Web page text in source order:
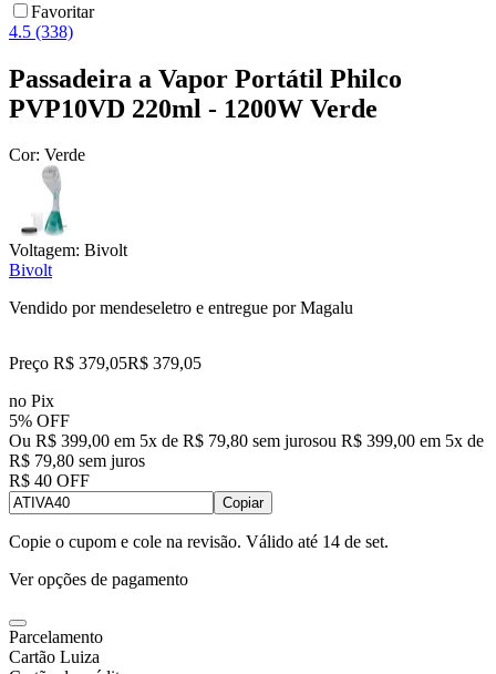
Favoritar
4.5 (338)
Passadeira a Vapor Portátil Philco
PVP10VD 220ml - 1200W Verde
Cor: Verde
Voltagem: Bivolt
Bivolt
Vendido pormendeseletro e entregue por Magalu
Preço R$ 379,05R$ 379,05
no Pix
5% OFF
Ou R$ 399,00 em 5x de R$ 79,80 sem jurosou R$ 399,00 em 5x de
R$ 79,80 sem juros
R$ 40 OFF
Copiar
Copie o cupom e cole na revisão. Válido até 14 de set.
Ver opções de pagamento
Parcelamento
Cartão Luiza